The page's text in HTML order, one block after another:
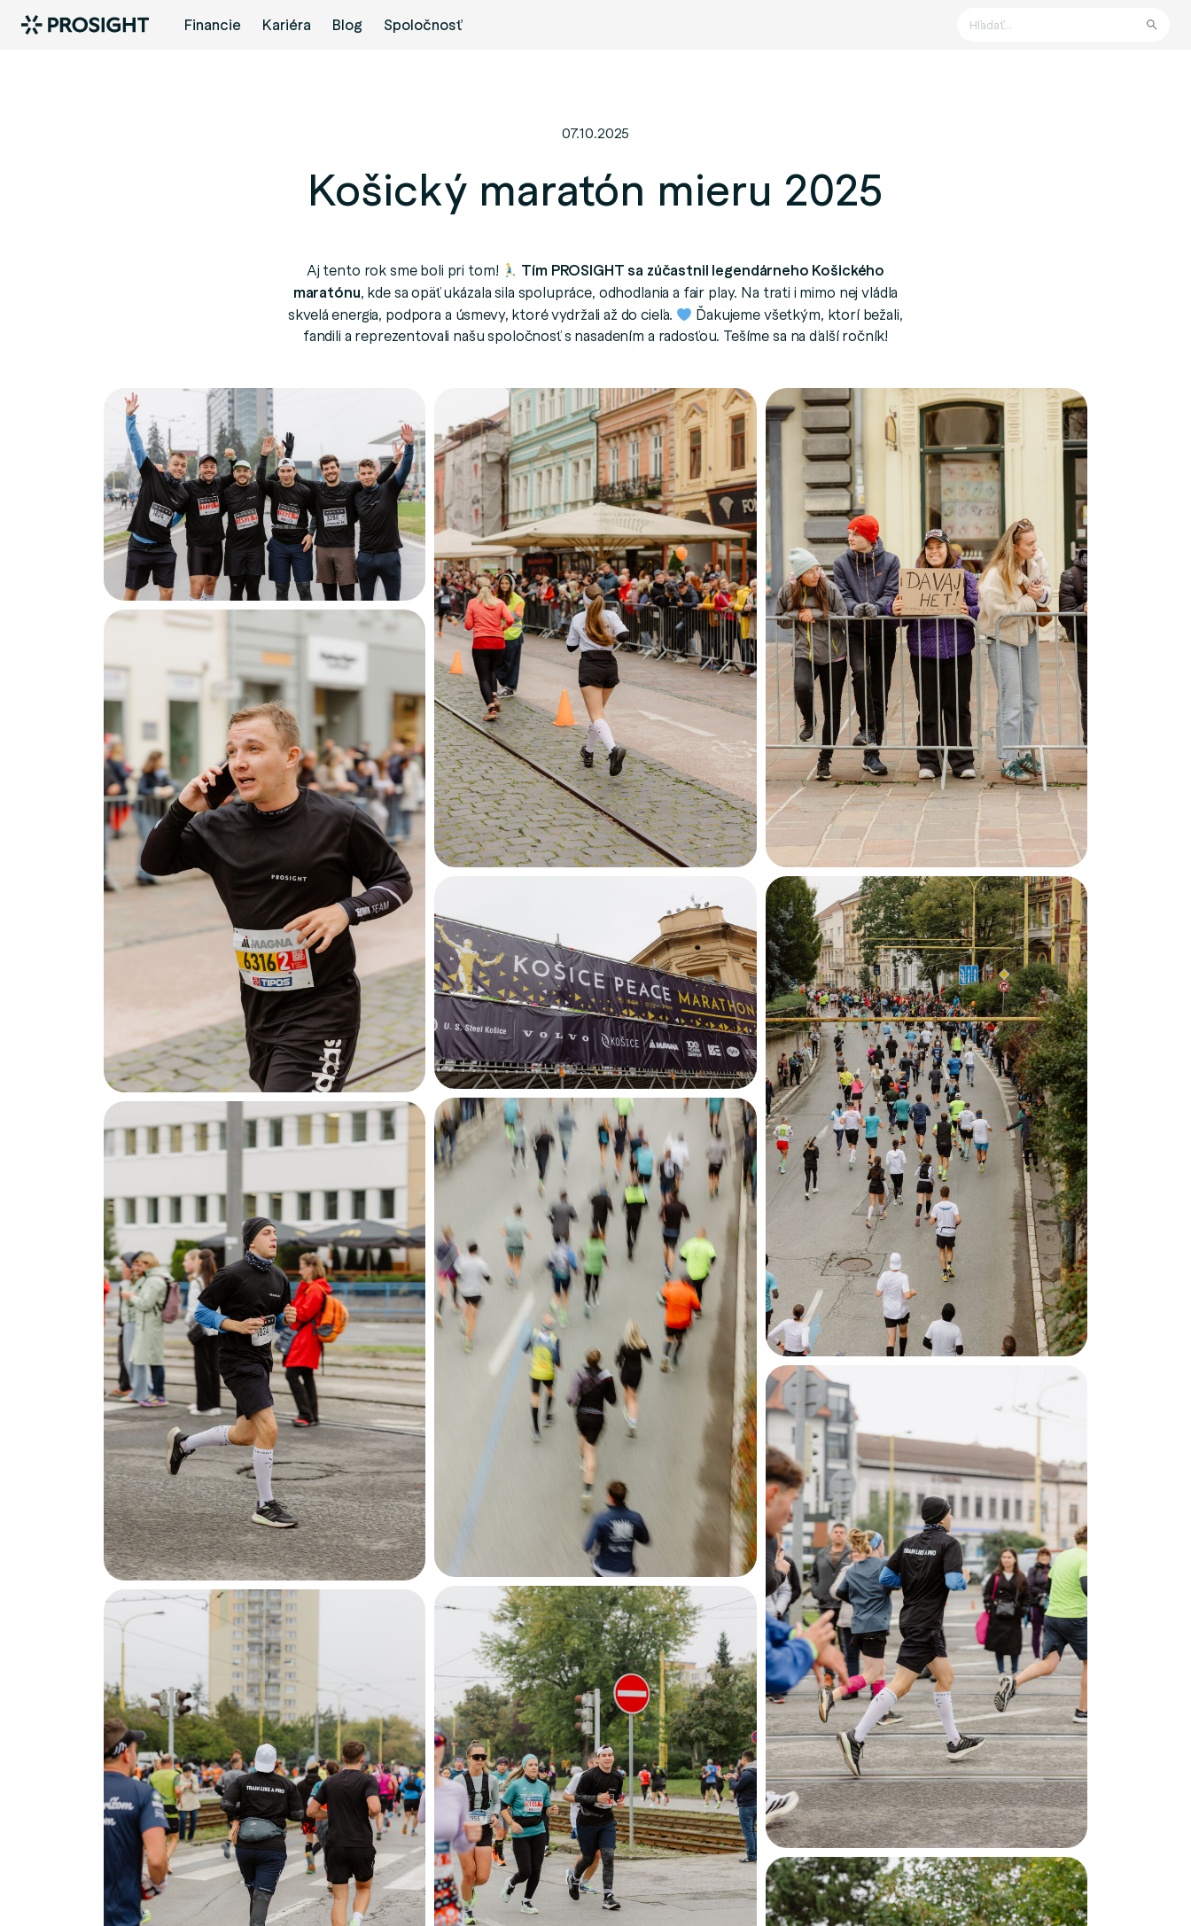
Financie Kariéra Blog Spoločnosť Hľadať
07.10.2025
Košický maratón mieru 2025
Aj tento rok sme boli pri tom!
Tím PROSIGHT sa zúčastnil legendárneho Košického
maratónu, kde sa opäť ukázala sila spolupráce, odhodlania a fair play. Na trati i mimo nej vládla
skvelá energia, podpora a úsmevy, ktoré vydržali až do cieľa.
Ďakujeme všetkým, ktorí bežali,
fandili a reprezentovali našu spoločnosť s nasadením a radosťou. Tešíme sa na ďalší ročník!